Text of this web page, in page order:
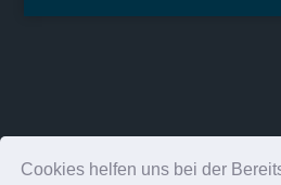
Cookies helfen uns bei der